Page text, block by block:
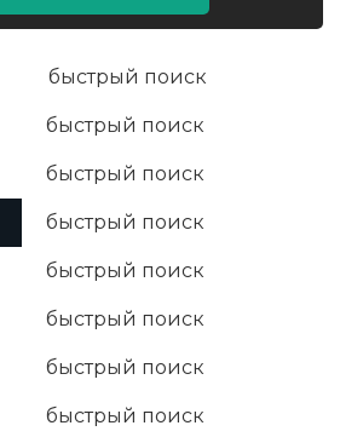
быстрый поиск
быстрый поиск
быстрый поиск
быстрый поиск
быстрый поиск
быстрый поиск
быстрый поиск
быстрый поиск